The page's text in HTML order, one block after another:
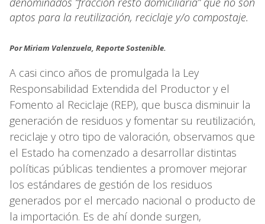
aptos para la reutilización, reciclaje y/o compostaje.
Por Miriam Valenzuela, Reporte Sostenible.
A casi cinco años de promulgada la Ley
Responsabilidad Extendida del Productor y el
Fomento al Reciclaje (REP), que busca disminuir la
generación de residuos y fomentar su reutilización,
reciclaje y otro tipo de valoración, observamos que
el Estado ha comenzado a desarrollar distintas
políticas públicas tendientes a promover mejorar
los estándares de gestión de los residuos
generados por el mercado nacional o producto de
la importación. Es de ahí donde surgen,